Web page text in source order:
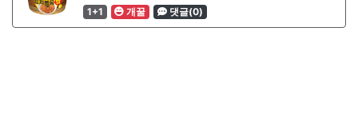
1+1
개꿀 댓글(0)